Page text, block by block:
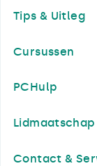
Tips & Uitleg
Cursussen
PCHulp
Lidmaatschap
Contact &